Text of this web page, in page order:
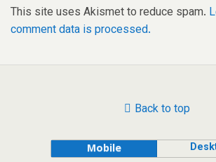
This site uses Akismet to reduce spam.
comment data is processed.
Back to top
Mobile